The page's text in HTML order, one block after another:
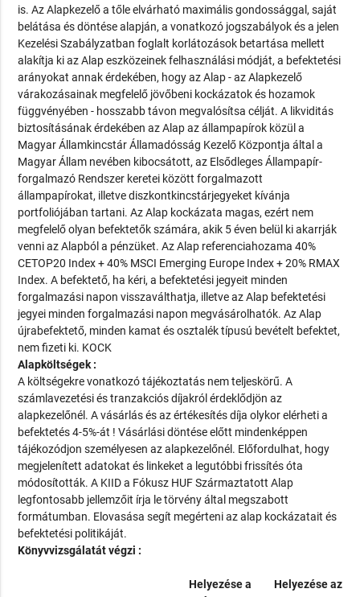
is. Az Alapkezelő a tőle elvárható maximális gondossággal, saját
belátása és döntése alapján, a vonatkozó jogszabályok és a jelen
Kezelési Szabályzatban foglalt korlátozások betartása mellett
alakítja ki az Alap eszközeinek felhasználási módját, a befektetési
arányokat annak érdekében, hogy az Alap - az Alapkezelő
várakozásainak megfelelő jövőbeni kockázatok és hozamok
függvényében - hosszabb távon megvalósítsa célját. A likviditás
biztosításának érdekében az Alap az állampapírok közül a
Magyar Államkincstár Államadósság Kezelő Központja által a
Magyar Állam nevében kibocsátott, az Elsődleges Állampapír-
forgalmazó Rendszer keretei között forgalmazott
állampapírokat, illetve diszkontkincstárjegyeket kívánja
portfoliójában tartani. Az Alap kockázata magas, ezért nem
megfelelő olyan befektetők számára, akik 5 éven belül ki akarrják
venni az Alapból a pénzüket. Az Alap referenciahozama 40%
CETOP20 Index + 40% MSCI Emerging Europe Index + 20% RMAX
Index. A befektető, ha kéri, a befektetési jegyeit minden
forgalmazási napon visszaválthatja, illetve az Alap befektetési
jegyei minden forgalmazási napon megvásárolhatók. Az Alap
újrabefektető, minden kamat és osztalék típusú bevételt befektet,
nem fizeti ki. KOCK
Alapköltségek :
A költségekre vonatkozó tájékoztatás nem teljeskörű. A
számlavezetési és tranzakciós díjakról érdeklődjön az
alapkezelőnél. A vásárlás és az értékesítés díja olykor elérheti a
befektetés 4-5%-át ! Vásárlási döntése előtt mindenképpen
tájékozódjon személyesen az alapkezelőnél. Előfordulhat, hogy
megjelenített adatokat és linkeket a legutóbbi frissítés óta
módosították. A KIID a Fókusz HUF Származtatott Alap
legfontosabb jellemzőit írja le törvény által megszabott
formátumban. Elovasása segít megérteni az alap kockázatait és
befektetési politikáját.
Könyvvizsgálatát végzi :
Helyezése a
Helyezése az